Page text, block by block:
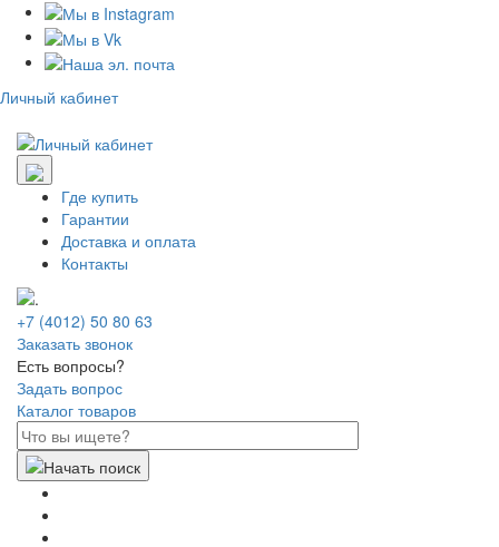
Личный кабинет
Где купить
Гарантии
Доставка и оплата
Контакты
+7 (4012) 50 80 63
Заказать звонок
Есть вопросы?
Задать вопрос
Каталог товаров